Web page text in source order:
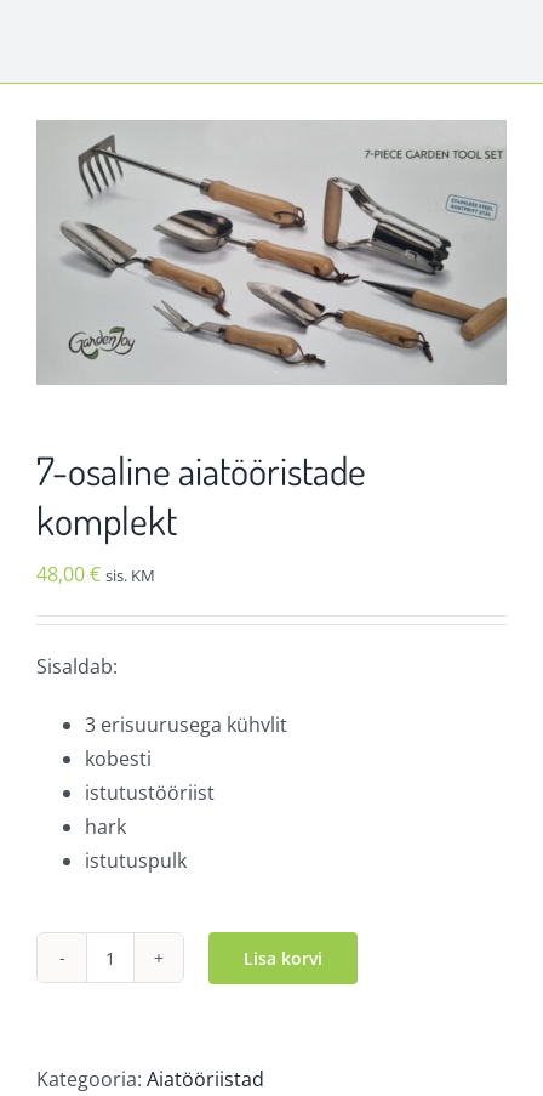
7-osaline aiatööristade
komplekt
48,00€ sis. KM
Sisaldab:
3 erisuurusega kühvlit
kobesti
istutustööriist
hark
istutuspulk
7-
komplekt
Lisa korvi
Kategooria: Aiatööriistad